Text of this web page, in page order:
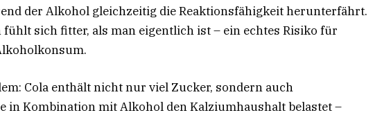
der Alkohol gleichzeitig die Reaktionsfähigkeit herunterfährt.
fühlt sich fitter, als man eigentlich ist – ein echtes Risiko für
Cola enthält nicht nur viel Zucker, sondern auch
in Kombination mit Alkohol den Kalziumhaushalt belastet –